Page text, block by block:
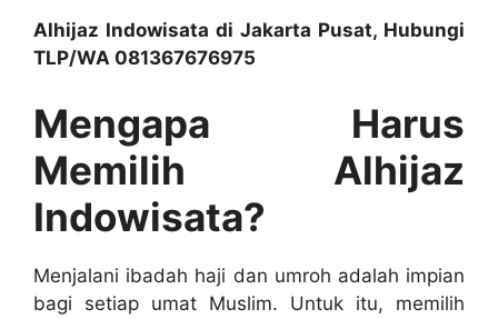
Alhijaz Indowisata di Jakarta Pusat, Hubungi
TLP/WA 081367676975
Mengapa Harus
Memilih Alhijaz
Indowisata?
Menjalani ibadah haji dan umroh adalah impian
bagi setiap umat Muslim. Untuk itu, memilih